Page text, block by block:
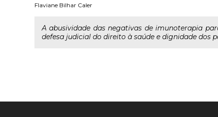
Flaviane Bilhar Caler
A abusividade das negativas de imunoterapia
defesa judicial do direito à saúde e dignidade dos